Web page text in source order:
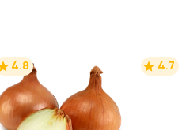
4.8 4.7